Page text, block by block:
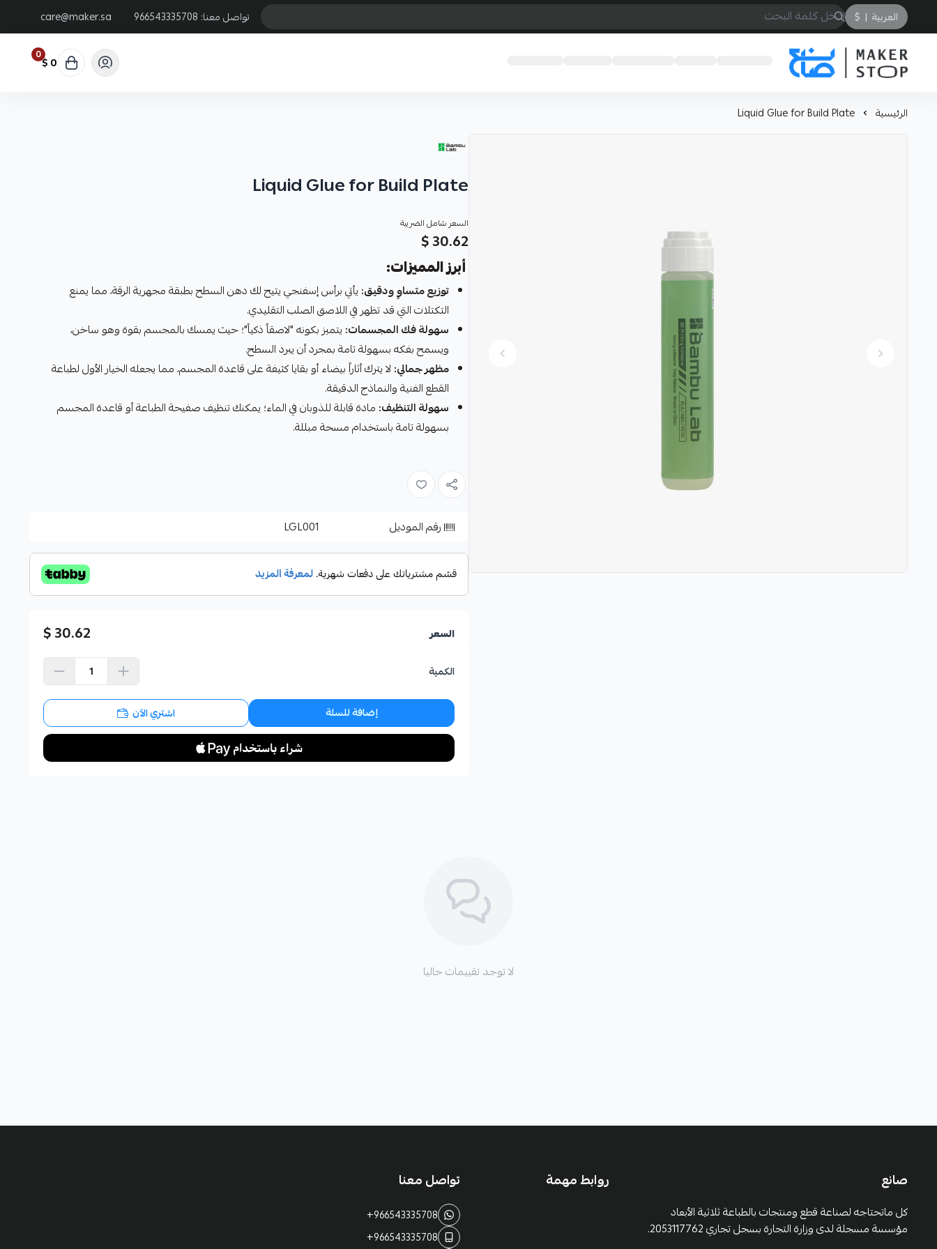
العربية |
$ تواصل معنا: 966543335708
care@maker.sa
صانع
0 0 $
الرئيسية Liquid Glue for Build Plate
Liquid Glue for Build Plate
السعر شامل الضريبة
30.62 $
أبرز المميزات:
توزيع متساوٍ ودقيق: يأتي برأس إسفنجي يتيح لك دهن السطح بطبقة مجهرية الرقة، مما يمنع
التكتلات التي قد تظهر في اللاصق الصلب التقليدي.
سهولة فك المجسمات: يتميز بكونه "لاصقاً ذكياً"؛ حيث يمسك بالمجسم بقوة وهو ساخن،
ويسمح بفكه بسهولة تامة بمجرد أن يبرد السطح.
مظهر جمالي: لا يترك أثاراً بيضاء أو بقايا كثيفة على قاعدة المجسم، مما يجعله الخيار الأول لطباعة
القطع الفنية والنماذج الدقيقة.
سهولة التنظيف: مادة قابلة للذوبان في الماء؛ يمكنك تنظيف صفيحة الطباعة أو قاعدة المجسم
بسهولة تامة باستخدام مسحة مبللة.
رقم الموديل LGL001
السعر 30.62 $
الكمية
إضافة للسلة اشتري الآن
لا توجد تقييمات حاليا
صانع
كل ماتحتاجه لصناعة قطع ومنتجات بالطباعة ثلاثية الأبعاد
مؤسسة مسجلة لدى وزارة التجارة بسجل تجاري 2053117762.
روابط مهمة تواصل معنا
+966543335708
+966543335708